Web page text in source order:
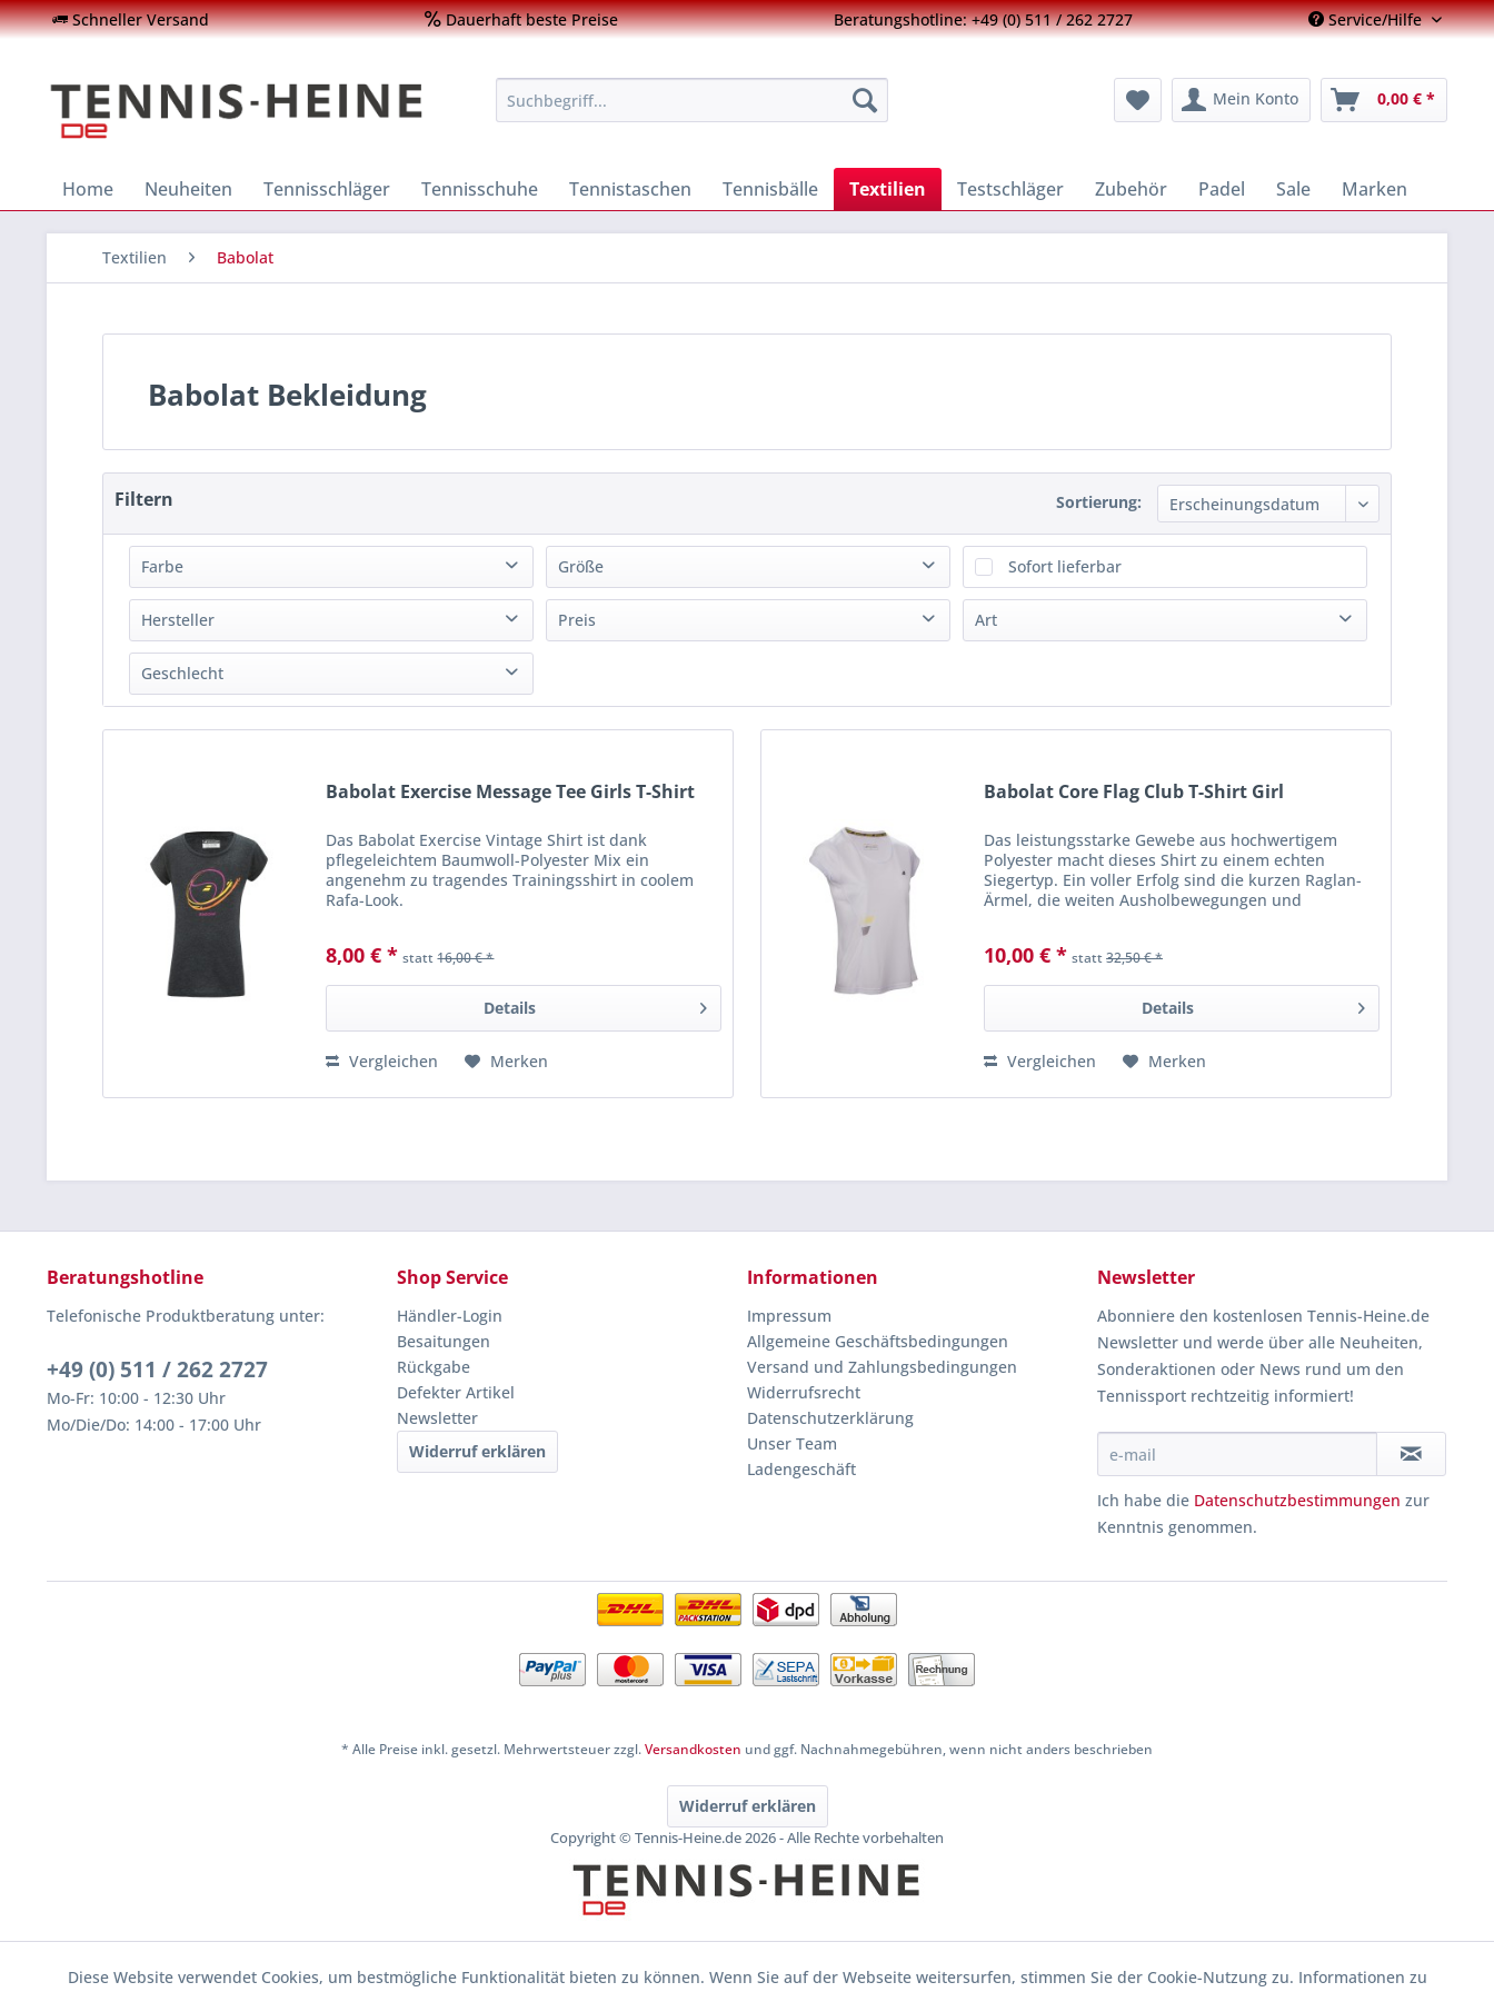
Schneller Versand Dauerhaft beste Preise Beratungshotline: +49 (0) 511 / 262 2727 Service/Hilfe
Mein Konto 0,00 € *
Home Neuheiten Tennisschläger Tennisschuhe Tennistaschen Tennisbälle Textilien Testschläger Zubehör Padel Sale Marken
Textilien Babolat
Babolat Bekleidung
Filtern Sortierung:
Farbe
schwarz
weiß(1)
Größe
140
152(1)
XL(1)
Sofort lieferbar
Hersteller
Babolat
Preis Art
Geschlecht
Mädchen(2)
Babolat Exercise Message Tee Girls T-Shirt
Das Babolat Exercise Vintage Shirt ist dank
pflegeleichtem Baumwoll-Polyester Mix ein
angenehm zu tragendes Trainingsshirt in coolem
Rafa-Look.
8,00 € * statt16,00 € *
Details
Vergleichen Merken
Babolat Core Flag Club T-Shirt Girl
Das leistungsstarke Gewebe aus hochwertigem
Polyester macht dieses Shirt zu einem echten
Siegertyp. Ein voller Erfolg sind die kurzen Raglan-
Ärmel, die weiten Ausholbewegungen und
10,00 € * statt32,50 € *
Details
Vergleichen Merken
Beratungshotline
Telefonische Produktberatung unter:
+49 (0) 511 / 262 2727
Mo-Fr: 10:00 - 12:30 Uhr
Mo/Die/Do: 14:00 - 17:00 Uhr
Shop Service
Händler-Login
Besaitungen
Rückgabe
Defekter Artikel
Newsletter
Widerruf erklären
Informationen
Impressum
Allgemeine Geschäftsbedingungen
Versand und Zahlungsbedingungen
Widerrufsrecht
Datenschutzerklärung
Unser Team
Ladengeschäft
Newsletter
Abonniere den kostenlosen Tennis-Heine.de
Newsletter und werde über alle Neuheiten,
Sonderaktionen oder News rund um den
Tennissport rechtzeitig informiert!
Ich habe die Datenschutzbestimmungen zur
Kenntnis genommen.
* Alle Preise inkl. gesetzl. Mehrwertsteuer zzgl.Versandkosten und ggf. Nachnahmegebühren, wenn nicht anders beschrieben
Widerruf erklären
Copyright © Tennis-Heine.de 2026 - Alle Rechte vorbehalten
Diese Website verwendet Cookies, um bestmögliche Funktionalität bieten zu können. Wenn Sie auf der Webseite weitersurfen, stimmen Sie der Cookie-Nutzung zu. Informationen zu